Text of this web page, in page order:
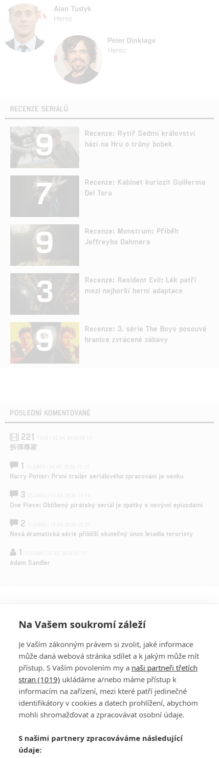
Alan Tudyk
Herec
Peter Dinklage
Herec
RECENZE SERIÁLŮ
9
Recenze: Rytíř Sedmi království
hází na Hru o trůny bobek
7
Recenze: Kabinet kuriozit Guillerma
Del Tora
9
Recenze: Monstrum: Příběh
Jeffreyho Dahmera
3
Recenze: Resident Evil: Lék patří
mezi nejhorší herní adaptace
9
Recenze: 3. série The Boys posouvá
hranice zvrácené zábavy
POSLEDNÍ KOMENTOVANÉ
221
拆彈專家
1
Harry Potter: První trailer seriálového zpracování je venku
3
One Piece: Oblíbený pirátský seriál je zpátky s novými epizodami
2
Nová dramatická série přiblíží skutečný únos letadla teroristy
1
Adam Sandler
PŘIHLÁSIT
REGISTROVAT
DISKUZE
Šéfredaktorkou webu jePetr Slavík, e-mailserialy@fandimefilmu.cz
Máte-li zájem o inzerci na našem webu napište nám na e-mail
Na Vašem soukromí záleží
Je Vaším zákonným právem si zvolit, jaké informace
může daná webová stránka sdílet a k jakým může mít
přístup. S Vaším povolením my a naši partneři třetích
stran (1019) ukládáme a/nebo máme přístup k
informacím na zařízení, mezi které patří jedinečné
identifikátory v cookies a datech prohlížení, abychom
mohli shromažďovat a zpracovávat osobní údaje.
S našimi partnery zpracováváme následující
údaje: